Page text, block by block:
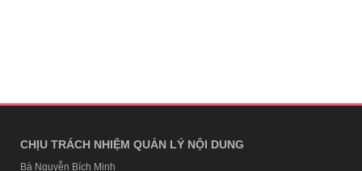
CHỊU TRÁCH NHIỆM QUẢN LÝ NỘI DUNG
Bà Nguyễn Bích Minh